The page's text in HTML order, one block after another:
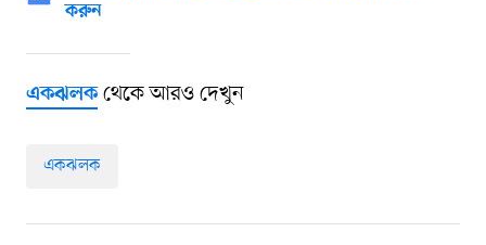
করুন
একঝলকথেকে আরও দেখুন
একঝলক